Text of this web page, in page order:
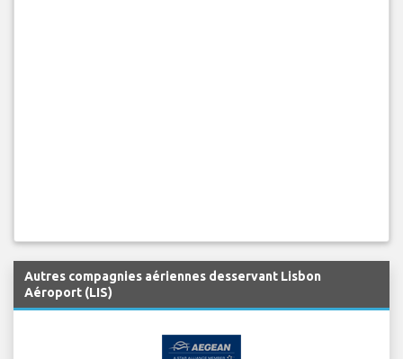
Autres compagnies aériennes desservant Lisbon
Aéroport (LIS)